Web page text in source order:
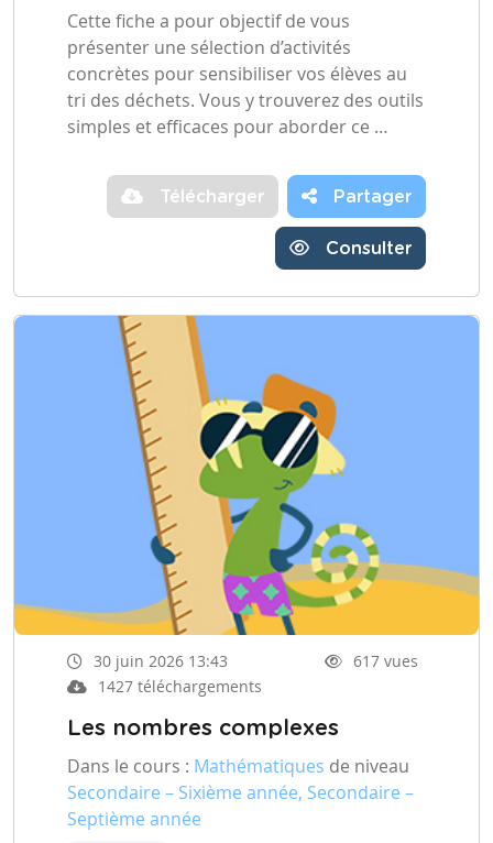
Cette fiche a pour objectif de vous
présenter une sélection d’activités
concrètes pour sensibiliser vos élèves au
tri des déchets. Vous y trouverez des outils
simples et efficaces pour aborder ce …
Télécharger Partager
Consulter
30 juin 2026 13:43
617 vues
1427 téléchargements
Les nombres complexes
Dans le cours : Mathématiques de niveau
Secondaire – Sixième année, Secondaire –
Septième année